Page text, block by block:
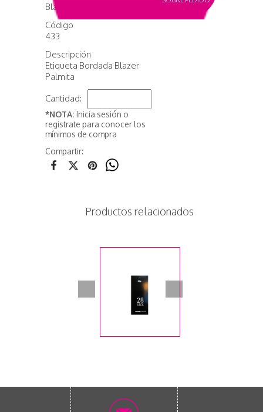
Blazer
Código
433
Descripción
Etiqueta Bordada Blazer
Palmita
Cantidad:
*NOTA: Inicia sesión o
registrate para conocer los
mínimos de compra
Compartir:
Productos relacionados